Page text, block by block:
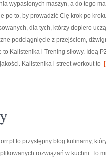
wypasionych maszyn, a do tego
po to, by prowadzić Cię krok po
dla tych, którzy dopiero
podciągnięcie z przejściem,
Kalistenika i Trening siłowy. Ideą
Kalistenika i street workout to
to przystępny blog kulinarny,
rozwiązań w kuchni. To